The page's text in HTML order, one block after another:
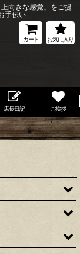
向きな感覚」をご提
伝い
カート お気に入り
店長日記 ご挨拶